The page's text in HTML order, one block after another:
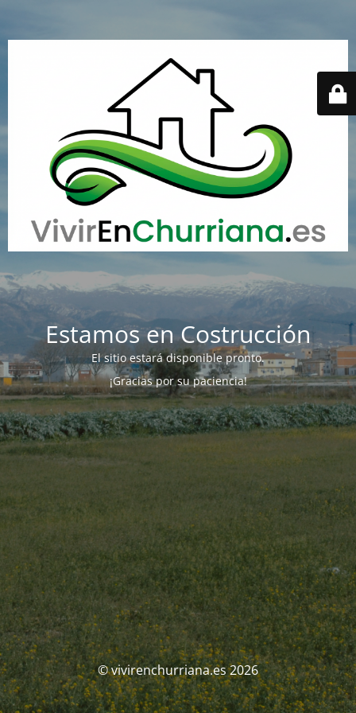
Estamos en Costrucción
El sitio estará disponible pronto.
¡Gracias por su paciencia!
© vivirenchurriana.es 2026